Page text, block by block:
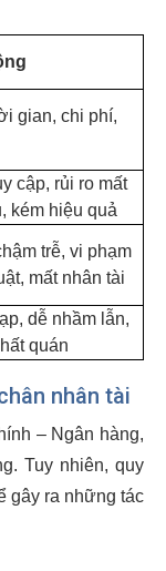
gian, chi phí,
cập, rủi ro mất
kém hiệu quả
trễ, vi phạm
mất nhân tài
dễ nhầm lẫn,
quán
nhân tài
– Ngân hàng,
Tuy nhiên, quy
gây ra những tác